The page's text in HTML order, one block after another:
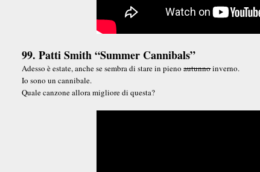
99. Patti Smith “Summer Cannibals”
Adesso è estate, anche se sembra di stare in pienoautunnoinverno.
Io sono un cannibale.
Quale canzone allora migliore di questa?